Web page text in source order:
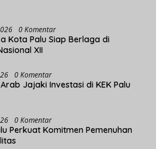
0 Komentar
Kota Palu Siap Berlaga di
XII
0 Komentar
Jajaki Investasi di KEK Palu
0 Komentar
Perkuat Komitmen Pemenuhan